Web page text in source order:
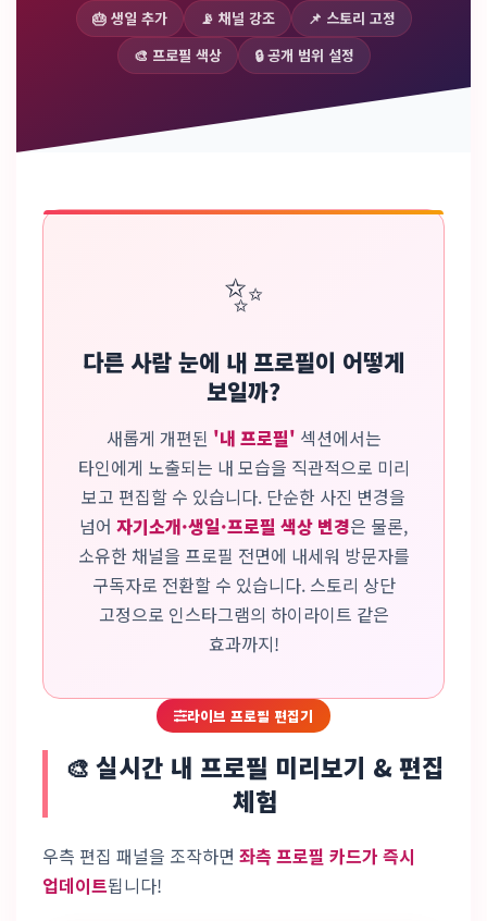
🎂 생일 추가 📡 채널 강조
📌 스토리 고정
🎨 프로필 색상
🔒 공개 범위 설정
✨
다른 사람 눈에 내 프로필이 어떻게
보일까?
새롭게 개편된 '내 프로필' 섹션에서는
타인에게 노출되는 내 모습을 직관적으로 미리
보고 편집할 수 있습니다. 단순한 사진 변경을
넘어 자기소개·생일·프로필 색상 변경은 물론,
소유한 채널을 프로필 전면에 내세워 방문자를
구독자로 전환할 수 있습니다. 스토리 상단
고정으로 인스타그램의 하이라이트 같은
효과까지!
라이브 프로필 편집기
🎨 실시간 내 프로필 미리보기 & 편집
체험
우측 편집 패널을 조작하면 좌측 프로필 카드가 즉시
업데이트됩니다!